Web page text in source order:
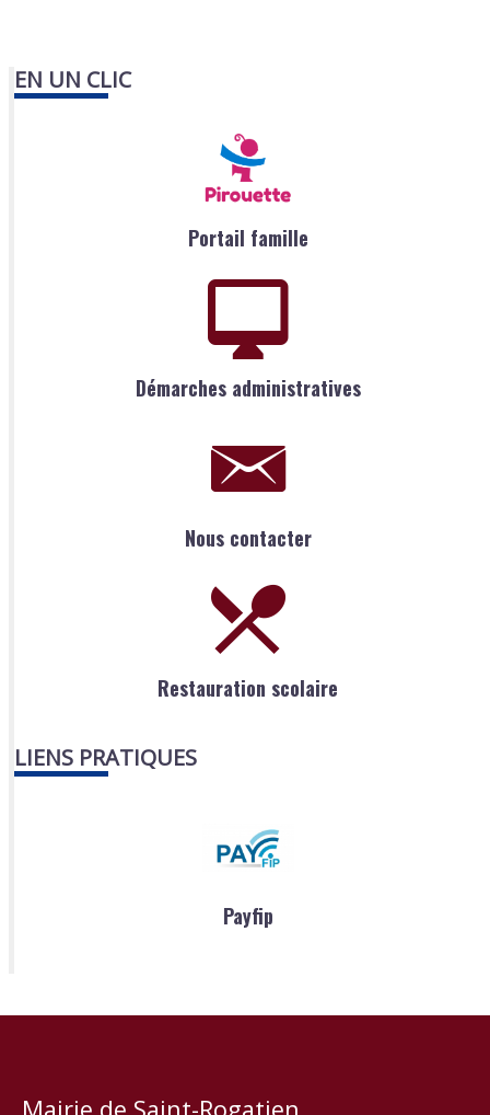
EN UN CLIC
Portail famille
Démarches administratives
Nous contacter
Restauration scolaire
LIENS PRATIQUES
Payfip